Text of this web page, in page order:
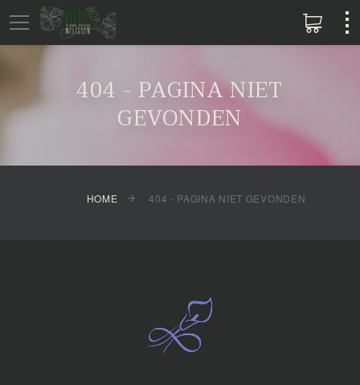
404 - PAGINA NIET
GEVONDEN
HOME 404 - PAGINA NIET GEVONDEN